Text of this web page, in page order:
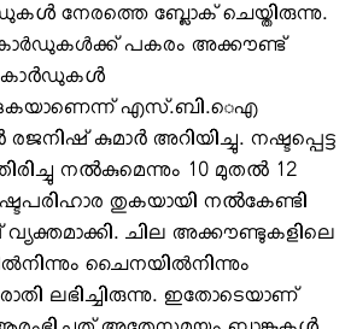
നേരത്തെ ബ്ലോക് ചെയ്തിരുന്നു.
കാര്‍ഡുകള്‍ക്ക് പകരം അക്കൗണ്ട്
കാർഡുകൾ
എസ്.ബി.െഎ
കുമാർ അറിയിച്ചു. നഷ്ടപ്പെട്ട
നൽകുമെന്നും 10 മുതൽ 12
തുകയായി നൽകേണ്ടി
ചില അക്കൗണ്ടുകളിലെ
ചൈനയില്‍നിന്നും
ലഭിച്ചിരുന്നു. ഇതോടെയാണ്